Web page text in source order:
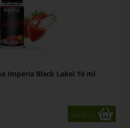
Imperia Black Label 10 ml
Varianty